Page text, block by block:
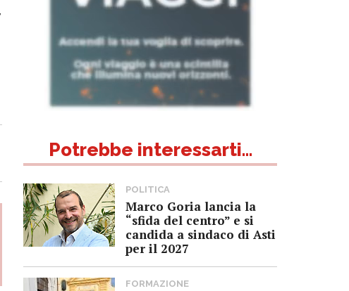
Potrebbe interessarti...
POLITICA
Marco Goria lancia la
“sfida del centro” e si
candida a sindaco di Asti
per il 2027
FORMAZIONE